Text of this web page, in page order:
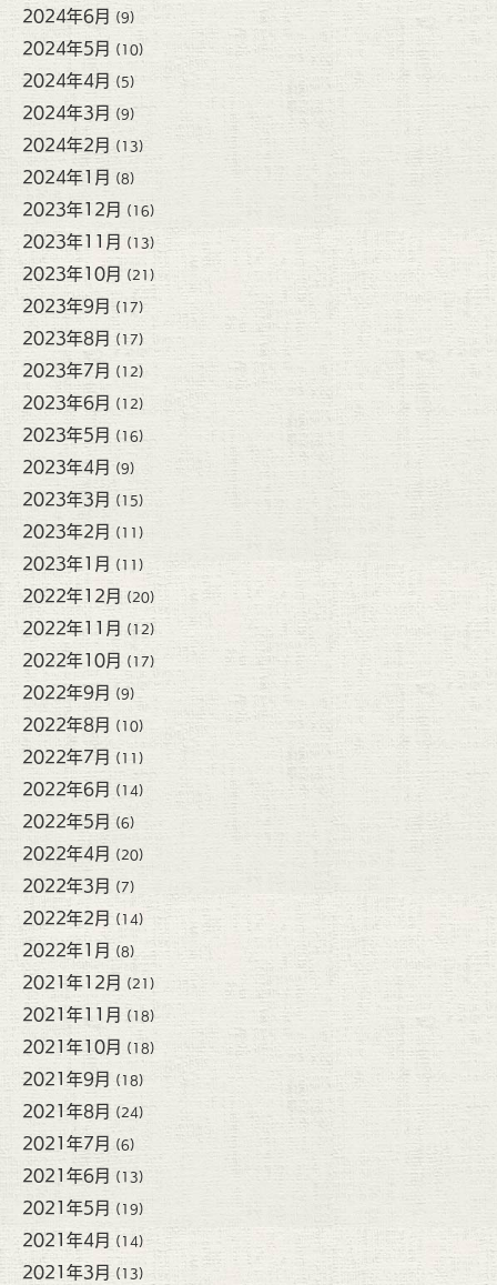
2024年6月 (9)
2024年5月 (10)
2024年4月 (5)
2024年3月 (9)
2024年2月 (13)
2024年1月 (8)
2023年12月 (16)
2023年11月 (13)
2023年10月 (21)
2023年9月 (17)
2023年8月 (17)
2023年7月 (12)
2023年6月 (12)
2023年5月 (16)
2023年4月 (9)
2023年3月 (15)
2023年2月 (11)
2023年1月 (11)
2022年12月 (20)
2022年11月 (12)
2022年10月 (17)
2022年9月 (9)
2022年8月 (10)
2022年7月 (11)
2022年6月 (14)
2022年5月 (6)
2022年4月 (20)
2022年3月 (7)
2022年2月 (14)
2022年1月 (8)
2021年12月 (21)
2021年11月 (18)
2021年10月 (18)
2021年9月 (18)
2021年8月 (24)
2021年7月 (6)
2021年6月 (13)
2021年5月 (19)
2021年4月 (14)
2021年3月 (13)